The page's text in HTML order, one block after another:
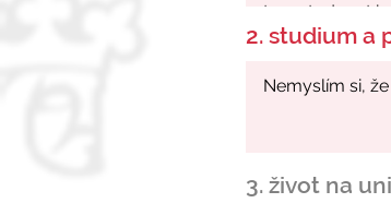
2. studium a
3. život na